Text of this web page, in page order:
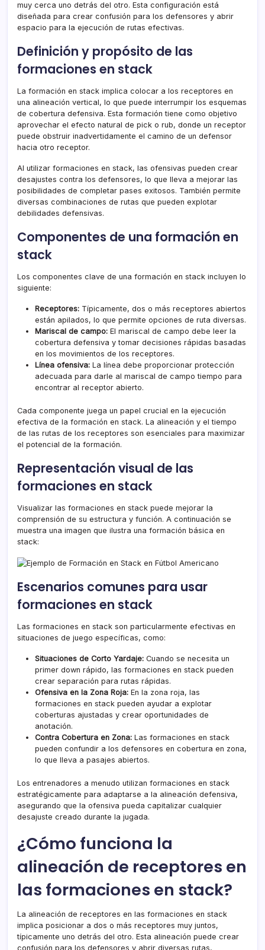
muy cerca uno detrás del otro. Esta configuración está
diseñada para crear confusión para los defensores y abrir
espacio para la ejecución de rutas efectivas.
Definición y propósito de las
formaciones en stack
La formación en stack implica colocar a los receptores en
una alineación vertical, lo que puede interrumpir los esquemas
de cobertura defensiva. Esta formación tiene como objetivo
aprovechar el efecto natural de pick o rub, donde un receptor
puede obstruir inadvertidamente el camino de un defensor
hacia otro receptor.
Al utilizar formaciones en stack, las ofensivas pueden crear
desajustes contra los defensores, lo que lleva a mejorar las
posibilidades de completar pases exitosos. También permite
diversas combinaciones de rutas que pueden explotar
debilidades defensivas.
Componentes de una formación en
stack
Los componentes clave de una formación en stack incluyen lo
siguiente:
Receptores: Típicamente, dos o más receptores abiertos
están apilados, lo que permite opciones de ruta diversas.
Mariscal de campo: El mariscal de campo debe leer la
cobertura defensiva y tomar decisiones rápidas basadas
en los movimientos de los receptores.
Línea ofensiva: La línea debe proporcionar protección
adecuada para darle al mariscal de campo tiempo para
encontrar al receptor abierto.
Cada componente juega un papel crucial en la ejecución
efectiva de la formación en stack. La alineación y el tiempo
de las rutas de los receptores son esenciales para maximizar
el potencial de la formación.
Representación visual de las
formaciones en stack
Visualizar las formaciones en stack puede mejorar la
comprensión de su estructura y función. A continuación se
muestra una imagen que ilustra una formación básica en
stack:
Escenarios comunes para usar
formaciones en stack
Las formaciones en stack son particularmente efectivas en
situaciones de juego específicas, como:
Situaciones de Corto Yardaje: Cuando se necesita un
primer down rápido, las formaciones en stack pueden
crear separación para rutas rápidas.
Ofensiva en la Zona Roja: En la zona roja, las
formaciones en stack pueden ayudar a explotar
coberturas ajustadas y crear oportunidades de
anotación.
Contra Cobertura en Zona: Las formaciones en stack
pueden confundir a los defensores en cobertura en zona,
lo que lleva a pasajes abiertos.
Los entrenadores a menudo utilizan formaciones en stack
estratégicamente para adaptarse a la alineación defensiva,
asegurando que la ofensiva pueda capitalizar cualquier
desajuste creado durante la jugada.
¿Cómo funciona la
alineación de receptores en
las formaciones en stack?
La alineación de receptores en las formaciones en stack
implica posicionar a dos o más receptores muy juntos,
típicamente uno detrás del otro. Esta alineación puede crear
confusión para los defensores y abrir diversas rutas,